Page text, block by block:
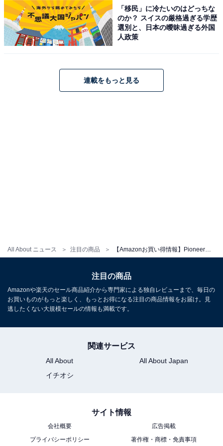
All About ニュース 注目の商品
Pioneer ディスプレイオーディオ FH-8500DVS 6.8インチ
2DIN AppleCarPlay AndroidAuto対応 CD DVD USB
Pioneer ディスプレイオーディオ DMH-SF600 9インチ フ
ローティング 1D ワイヤレス AppleCarPlay
Amazonで見る
Pioneer カーナビ AVIC-RZ722 楽ナビ 7インチ
2D(180mm) HD IPS 無料地図更新 フルセグ DVD CD
Bluetooth HDMI カロッツェリア
「移民」に冷たいのはどっちな
のか？ スイスの厳格過ぎる学歴
選別と、日本の曖昧過ぎる外国
人政策
連載をもっと見る
注目の商品
Amazonや楽天のセール商品紹介から専門家による独自レビューまで、毎日の
お買いものがもっと楽しく、もっとお得になる注目の商品情報をお届け。見
逃したくない大規模セールの情報も満載です。
関連サービス
All About
All About Japan
イチオシ
サイト情報
会社概要
広告掲載
プライバシーポリシー
著作権・商標・免責事項